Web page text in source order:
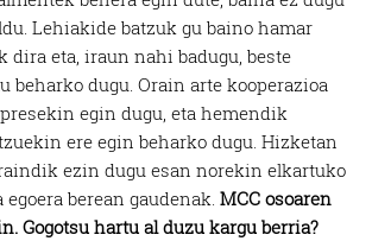
Lehiakide batzuk gu baino hamar
dira eta, iraun nahi badugu, beste
beharko dugu. Orain arte kooperazioa
egin dugu, eta hemendik
ere egin beharko dugu. Hizketan
ezin dugu esan norekin elkartuko
egoera berean gaudenak.MCC osoaren
Gogotsu hartu al duzu kargu berria?